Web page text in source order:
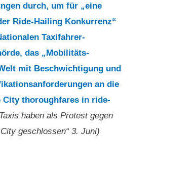
durch, um für „eine
Ride-Hailing Konkurrenz“
Taxifahrer-
das „Mobilitäts-
mit Beschwichtigung und
an die
City thoroughfares in ride-
haben als Protest gegen
geschlossen“ 3. Juni)